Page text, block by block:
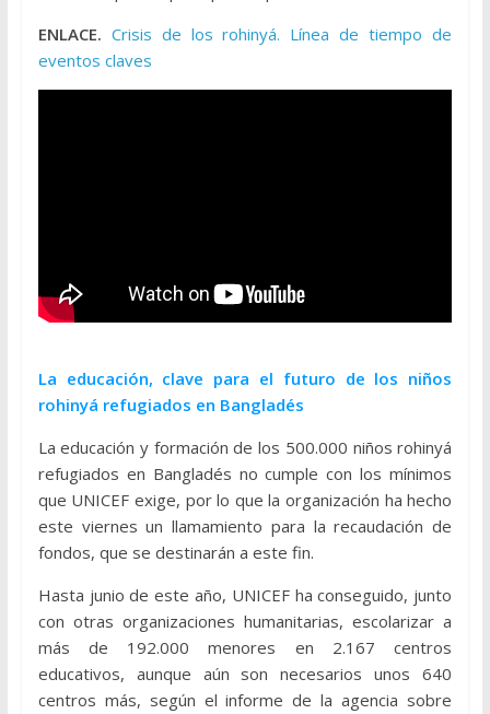
ENLACE. Crisis de los rohinyá. Línea de tiempo de
eventos claves
La educación, clave para el futuro de los niños
rohinyá refugiados en Bangladés
La educación y formación de los 500.000 niños rohinyá
refugiados en Bangladés no cumple con los mínimos
que UNICEF exige, por lo que la organización ha hecho
este viernes un llamamiento para la recaudación de
fondos, que se destinarán a este fin.
Hasta junio de este año, UNICEF ha conseguido, junto
con otras organizaciones humanitarias, escolarizar a
más de 192.000 menores en 2.167 centros
educativos, aunque aún son necesarios unos 640
centros más, según el informe de la agencia sobre